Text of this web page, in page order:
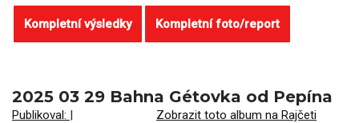
Kompletní výsledky Kompletní foto/report
2025 03 29 Bahna Gétovka od Pepína
Publikoval: | Zobrazit toto album na Rajčeti